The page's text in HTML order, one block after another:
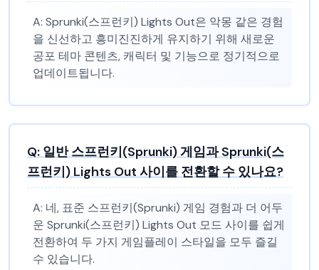
A: Sprunki(스프런키) Lights Out은 악몽 같은 경험
을 신선하고 흥미진진하게 유지하기 위해 새로운
공포 테마 콘텐츠, 캐릭터 및 기능으로 정기적으로
업데이트됩니다.
Q: 일반 스프런키(Sprunki) 게임과 Sprunki(스
프런키) Lights Out 사이를 전환할 수 있나요?
A: 네, 표준 스프런키(Sprunki) 게임 경험과 더 어두
운 Sprunki(스프런키) Lights Out 모드 사이를 쉽게
전환하여 두 가지 게임플레이 스타일을 모두 즐길
수 있습니다.